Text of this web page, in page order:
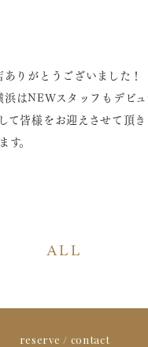
りがとうございました！
はNEWスタッフもデビュ
て皆様をお迎えさせて頂
。
ALL
reserve / contact